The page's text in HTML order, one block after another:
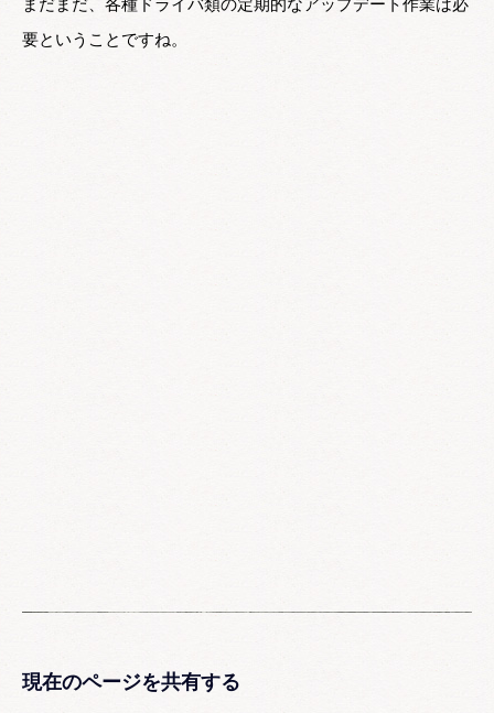
まだまだ、各種ドライバ類の定期的なアップデート作業は必
要ということですね。
現在のページを共有する